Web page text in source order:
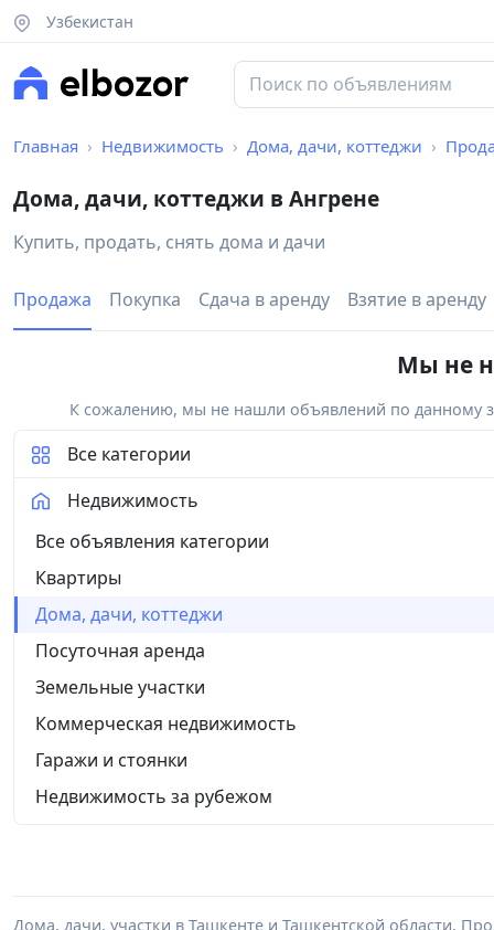
Узбекистан
Главная Недвижимость Дома, дачи, коттеджи
Дома, дачи, коттеджи в Ангрене
Купить, продать, снять дома и дачи
Продажа Покупка Сдача в аренду Взятие в аренду
Мы не
К сожалению, мы не нашли объявлений по данному
Все категории
Недвижимость
Все объявления категории
Квартиры
Дома, дачи, коттеджи
Посуточная аренда
Земельные участки
Коммерческая недвижимость
Гаражи и стоянки
Недвижимость за рубежом
Дома, дачи, участки в Ташкенте и Ташкентской области.